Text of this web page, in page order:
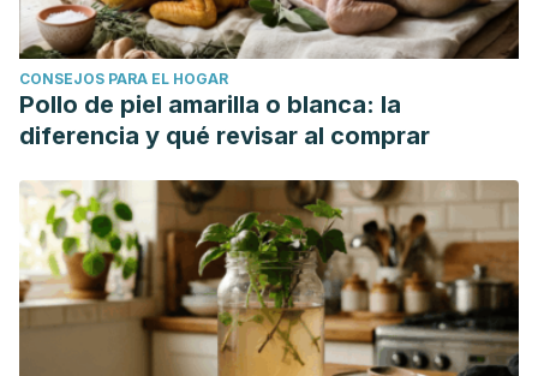
CONSEJOS PARA EL HOGAR
Pollo de piel amarilla o blanca: la
diferencia y qué revisar al comprar